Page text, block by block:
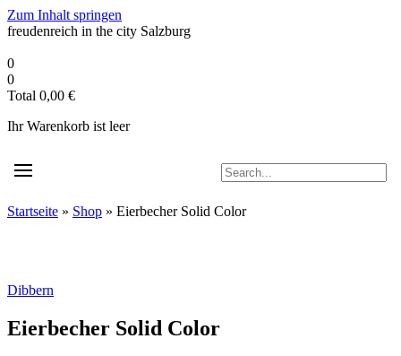
Zum Inhalt springen
freudenreich in the city Salzburg
0
0
Total 0,00 €
Ihr Warenkorb ist leer
Startseite » Shop » Eierbecher Solid Color
Dibbern
Eierbecher Solid Color